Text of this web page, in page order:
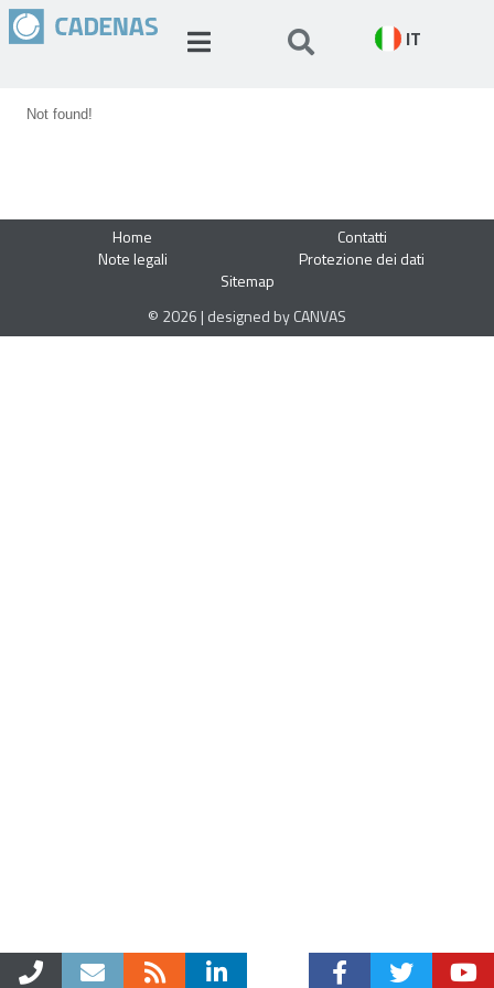
IT
Not found!
Home
Contatti
Note legali
Protezione dei dati
Sitemap
© 2026 | designed by CANVAS